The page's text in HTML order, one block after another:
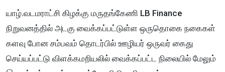
யாழ்.வடமராட்சி கிழக்கு மருதங்கேணி LB Finance
நிறுவனத்தில் அடகு வைக்கப்பட்டுள்ள ஒருதொகை நகைகள்
களவு போன சம்பவம் தொடர்பில் ஊழியர் ஒருவர் கைது
செய்யப்பட்டு விளக்கமறியலில் வைக்கப்பட்ட நிலையில் மேலும்